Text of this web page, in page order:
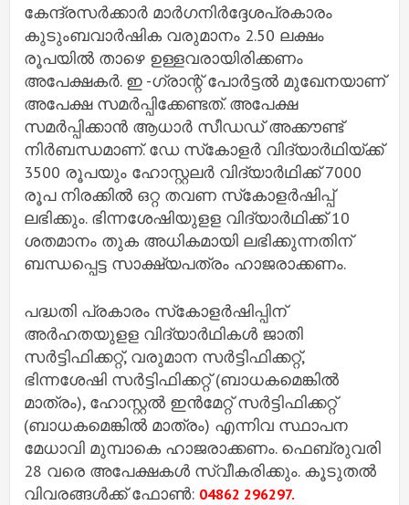
കേന്ദ്രസര്‍ക്കാര്‍ മാര്‍ഗനിര്‍ദ്ദേശപ്രകാരം
കുടുംബവാര്‍ഷിക വരുമാനം 2.50 ലക്ഷം
രൂപയില്‍ താഴെ ഉള്ളവരായിരിക്കണം
അപേക്ഷകര്‍. ഇ -ഗ്രാന്റ് പോര്‍ട്ടല്‍ മുഖേനയാണ്
അപേക്ഷ സമര്‍പ്പിക്കേണ്ടത്. അപേക്ഷ
സമര്‍പ്പിക്കാന്‍ ആധാര്‍ സീഡഡ് അക്കൗണ്ട്
നിര്‍ബന്ധമാണ്. ഡേ സ്‌കോളര്‍ വിദ്യാര്‍ഥിയ്ക്ക്
3500 രൂപയും ഹോസ്റ്റലര്‍ വിദ്യാര്‍ഥിക്ക് 7000
രൂപ നിരക്കില്‍ ഒറ്റ തവണ സ്‌കോളര്‍ഷിപ്പ്
ലഭിക്കും. ഭിന്നശേഷിയുളള വിദ്യാര്‍ഥിക്ക് 10
ശതമാനം തുക അധികമായി ലഭിക്കുന്നതിന്
ബന്ധപ്പെട്ട സാക്ഷ്യപത്രം ഹാജരാക്കണം.
പദ്ധതി പ്രകാരം സ്‌കോളര്‍ഷിപ്പിന്
അര്‍ഹതയുളള വിദ്യാര്‍ഥികള്‍ ജാതി
സര്‍ട്ടിഫിക്കറ്റ്, വരുമാന സര്‍ട്ടിഫിക്കറ്റ്,
ഭിന്നശേഷി സര്‍ട്ടിഫിക്കറ്റ് (ബാധകമെങ്കില്‍
മാത്രം), ഹോസ്റ്റല്‍ ഇന്‍മേറ്റ് സര്‍ട്ടിഫിക്കറ്റ്
(ബാധകമെങ്കില്‍ മാത്രം) എന്നിവ സ്ഥാപന
മേധാവി മുമ്പാകെ ഹാജരാക്കണം. ഫെബ്രുവരി
28 വരെ അപേക്ഷകള്‍ സ്വീകരിക്കും. കൂടുതല്‍
വിവരങ്ങള്‍ക്ക് ഫോണ്‍: 04862 296297.